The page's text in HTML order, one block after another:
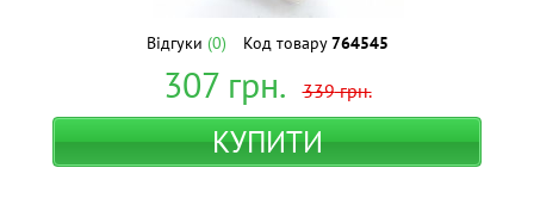
Відгуки (0) Код товару764545
307грн. 339грн.
КУПИТИ